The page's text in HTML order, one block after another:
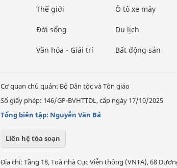
Thế giới
Đời sống
Văn hóa - Giải trí
Ô tô xe máy
Du lịch
Bất động sản
Cơ quan chủ quản: Bộ Dân tộc và Tôn giáo
Số giấy phép: 146/GP-BVHTTDL, cấp ngày 17/10/2025
Tổng biên tập: Nguyễn Văn Bá
Liên hệ tòa soạn
Địa chỉ: Tầng 18, Toà nhà Cục Viễn thông (VNTA), 68